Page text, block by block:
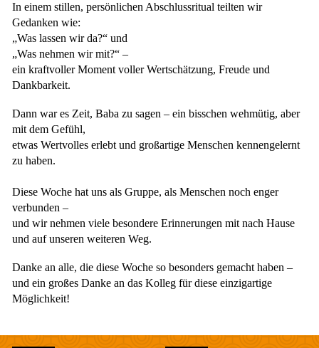
In einem stillen, persönlichen Abschlussritual teilten wir
Gedanken wie:
„Was lassen wir da?“ und
„Was nehmen wir mit?“ –
ein kraftvoller Moment voller Wertschätzung, Freude und
Dankbarkeit.
Dann war es Zeit, Baba zu sagen – ein bisschen wehmütig, aber
mit dem Gefühl,
etwas Wertvolles erlebt und großartige Menschen kennengelernt
zu haben.
Diese Woche hat uns als Gruppe, als Menschen noch enger
verbunden –
und wir nehmen viele besondere Erinnerungen mit nach Hause
und auf unseren weiteren Weg.
Danke an alle, die diese Woche so besonders gemacht haben –
und ein großes Danke an das Kolleg für diese einzigartige
Möglichkeit!